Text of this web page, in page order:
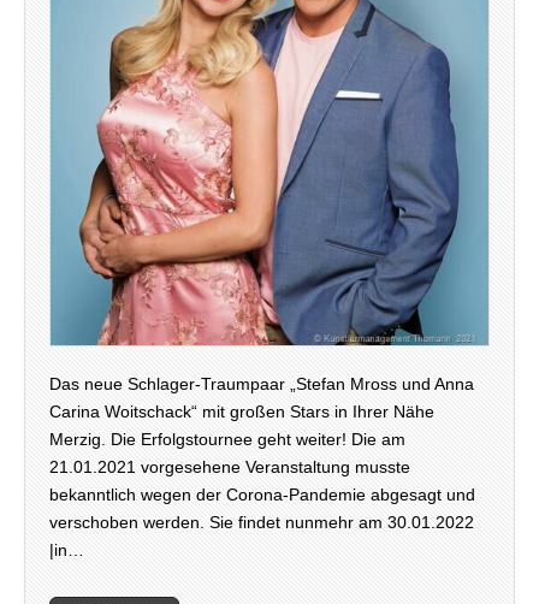
Das neue Schlager-Traumpaar „Stefan Mross und Anna
Carina Woitschack“ mit großen Stars in Ihrer Nähe
Merzig. Die Erfolgstournee geht weiter! Die am
21.01.2021 vorgesehene Veranstaltung musste
bekanntlich wegen der Corona-Pandemie abgesagt und
verschoben werden. Sie findet nunmehr am 30.01.2022
|in…